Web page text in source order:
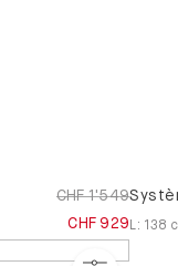
CHF 1'549
CHF 929 L: 138